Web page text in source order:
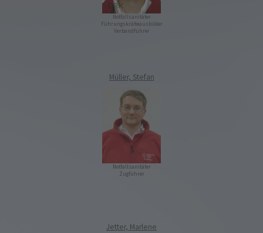
Notfallsanitäter
Führungskräfteausbilder
Verbandführer
Müller, Stefan
Notfallsanitäter
Zugführer
Jetter, Marlene